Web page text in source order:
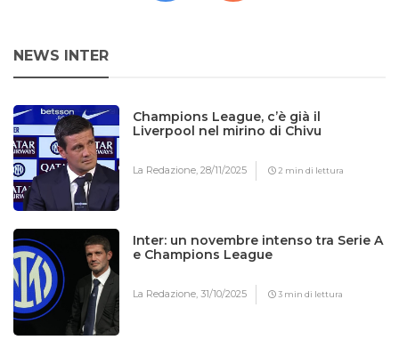
NEWS INTER
Champions League, c’è già il
Liverpool nel mirino di Chivu
La Redazione,28/11/2025 2 min di lettura
Inter: un novembre intenso tra Serie A
e Champions League
La Redazione,31/10/2025 3 min di lettura